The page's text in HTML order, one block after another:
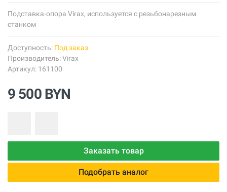
Подставка-опора Virax, используется с резьбонарезным
станком
Доступность: Под заказ
Производитель:Virax
Артикул: 161100
9 500 BYN
Заказать товар
Подобрать аналог